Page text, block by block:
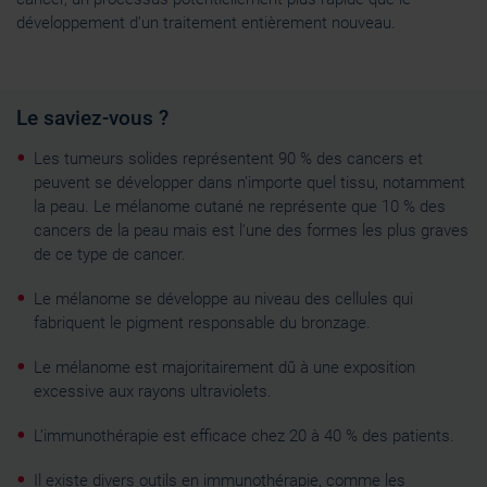
avec d'autres informations que vous leur avez fournies
développement d’un traitement entièrement nouveau.
Le saviez-vous ?
Les tumeurs solides représentent 90 % des cancers et
peuvent se développer dans n’importe quel tissu, notamment
la peau. Le mélanome cutané ne représente que 10 % des
cancers de la peau mais est l'une des formes les plus graves
de ce type de cancer.
Le mélanome se développe au niveau des cellules qui
fabriquent le pigment responsable du bronzage.
Le mélanome est majoritairement dû à une exposition
excessive aux rayons ultraviolets.
L’immunothérapie est efficace chez 20 à 40 % des patients.
Il existe divers outils en immunothérapie, comme les